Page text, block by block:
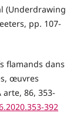
(Underdrawing
pp. 107-
flamands dans
œuvres
arte, 86, 353-
392